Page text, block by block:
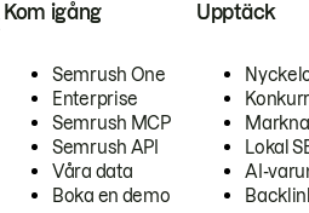
Kom igång
Semrush One
Enterprise
Semrush MCP
Semrush API
Våra data
Boka en demo
Upptäck
Lokal
AI-